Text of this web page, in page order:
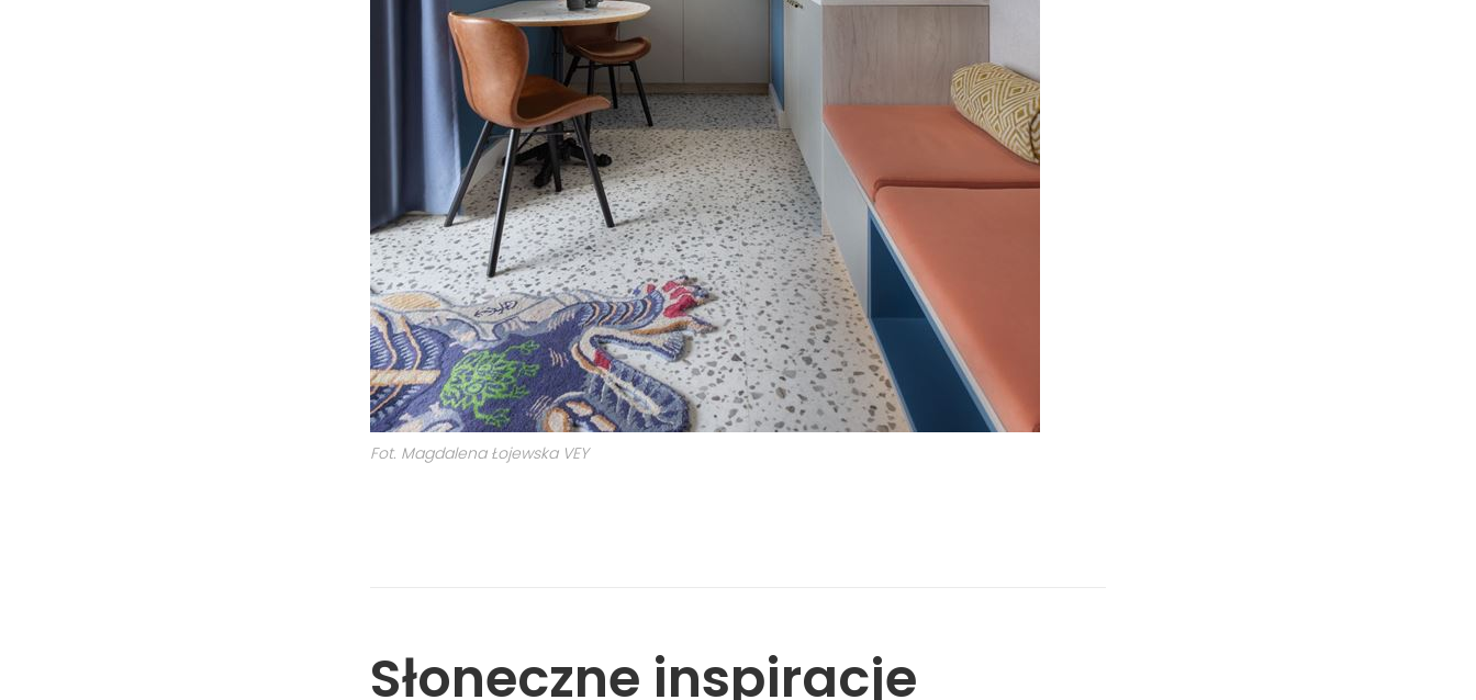
Fot. Magdalena Łojewska VEY
Słoneczne inspiracje